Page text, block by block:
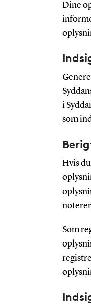
Dine
i
som
Hvis
Som